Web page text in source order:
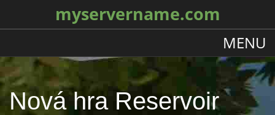
myservername.com
MENU
Nová hra Reservoir